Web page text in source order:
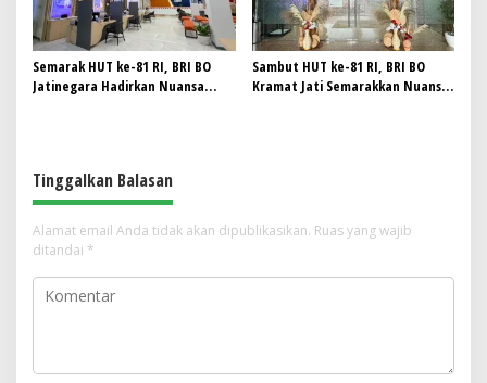
Semarak HUT ke-81 RI, BRI BO
Jatinegara Hadirkan Nuansa
Sambut HUT ke-81 RI, BRI BO
Kramat Jati Semarakkan Nuansa
Tinggalkan Balasan
Alamat email Anda tidak akan dipublikasikan. Ruas yang wajib
ditandai *